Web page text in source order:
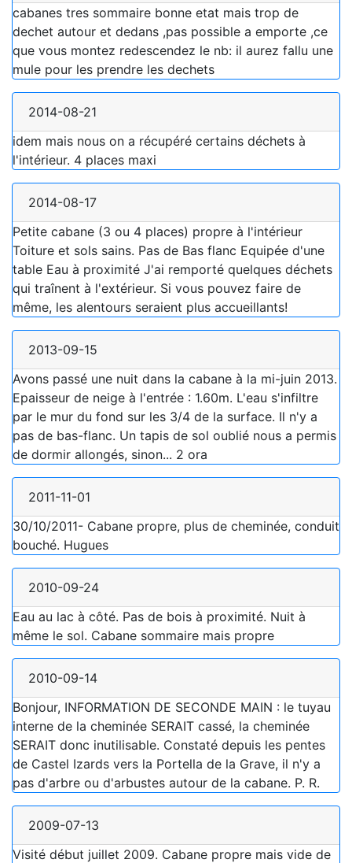
cabanes tres sommaire bonne etat mais trop de
dechet autour et dedans ,pas possible a emporte ,ce
que vous montez redescendez le nb: il aurez fallu une
mule pour les prendre les dechets
2014-08-21
idem mais nous on a récupéré certains déchets à
l'intérieur. 4 places maxi
2014-08-17
Petite cabane (3 ou 4 places) propre à l'intérieur
Toiture et sols sains. Pas de Bas flanc Equipée d'une
table Eau à proximité J'ai remporté quelques déchets
qui traînent à l'extérieur. Si vous pouvez faire de
même, les alentours seraient plus accueillants!
2013-09-15
Avons passé une nuit dans la cabane à la mi-juin 2013.
Epaisseur de neige à l'entrée : 1.60m. L'eau s'infiltre
par le mur du fond sur les 3/4 de la surface. Il n'y a
pas de bas-flanc. Un tapis de sol oublié nous a permis
de dormir allongés, sinon... 2 ora
2011-11-01
30/10/2011- Cabane propre, plus de cheminée, conduit
bouché. Hugues
2010-09-24
Eau au lac à côté. Pas de bois à proximité. Nuit à
même le sol. Cabane sommaire mais propre
2010-09-14
Bonjour, INFORMATION DE SECONDE MAIN : le tuyau
interne de la cheminée SERAIT cassé, la cheminée
SERAIT donc inutilisable. Constaté depuis les pentes
de Castel Izards vers la Portella de la Grave, il n'y a
pas d'arbre ou d'arbustes autour de la cabane. P. R.
2009-07-13
Visité début juillet 2009. Cabane propre mais vide de